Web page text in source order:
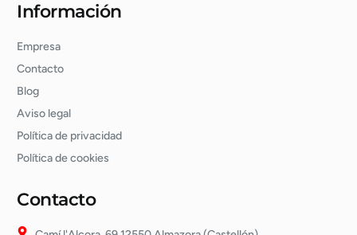
Información
Empresa
Contacto
Blog
Aviso legal
Política de privacidad
Política de cookies
Contacto